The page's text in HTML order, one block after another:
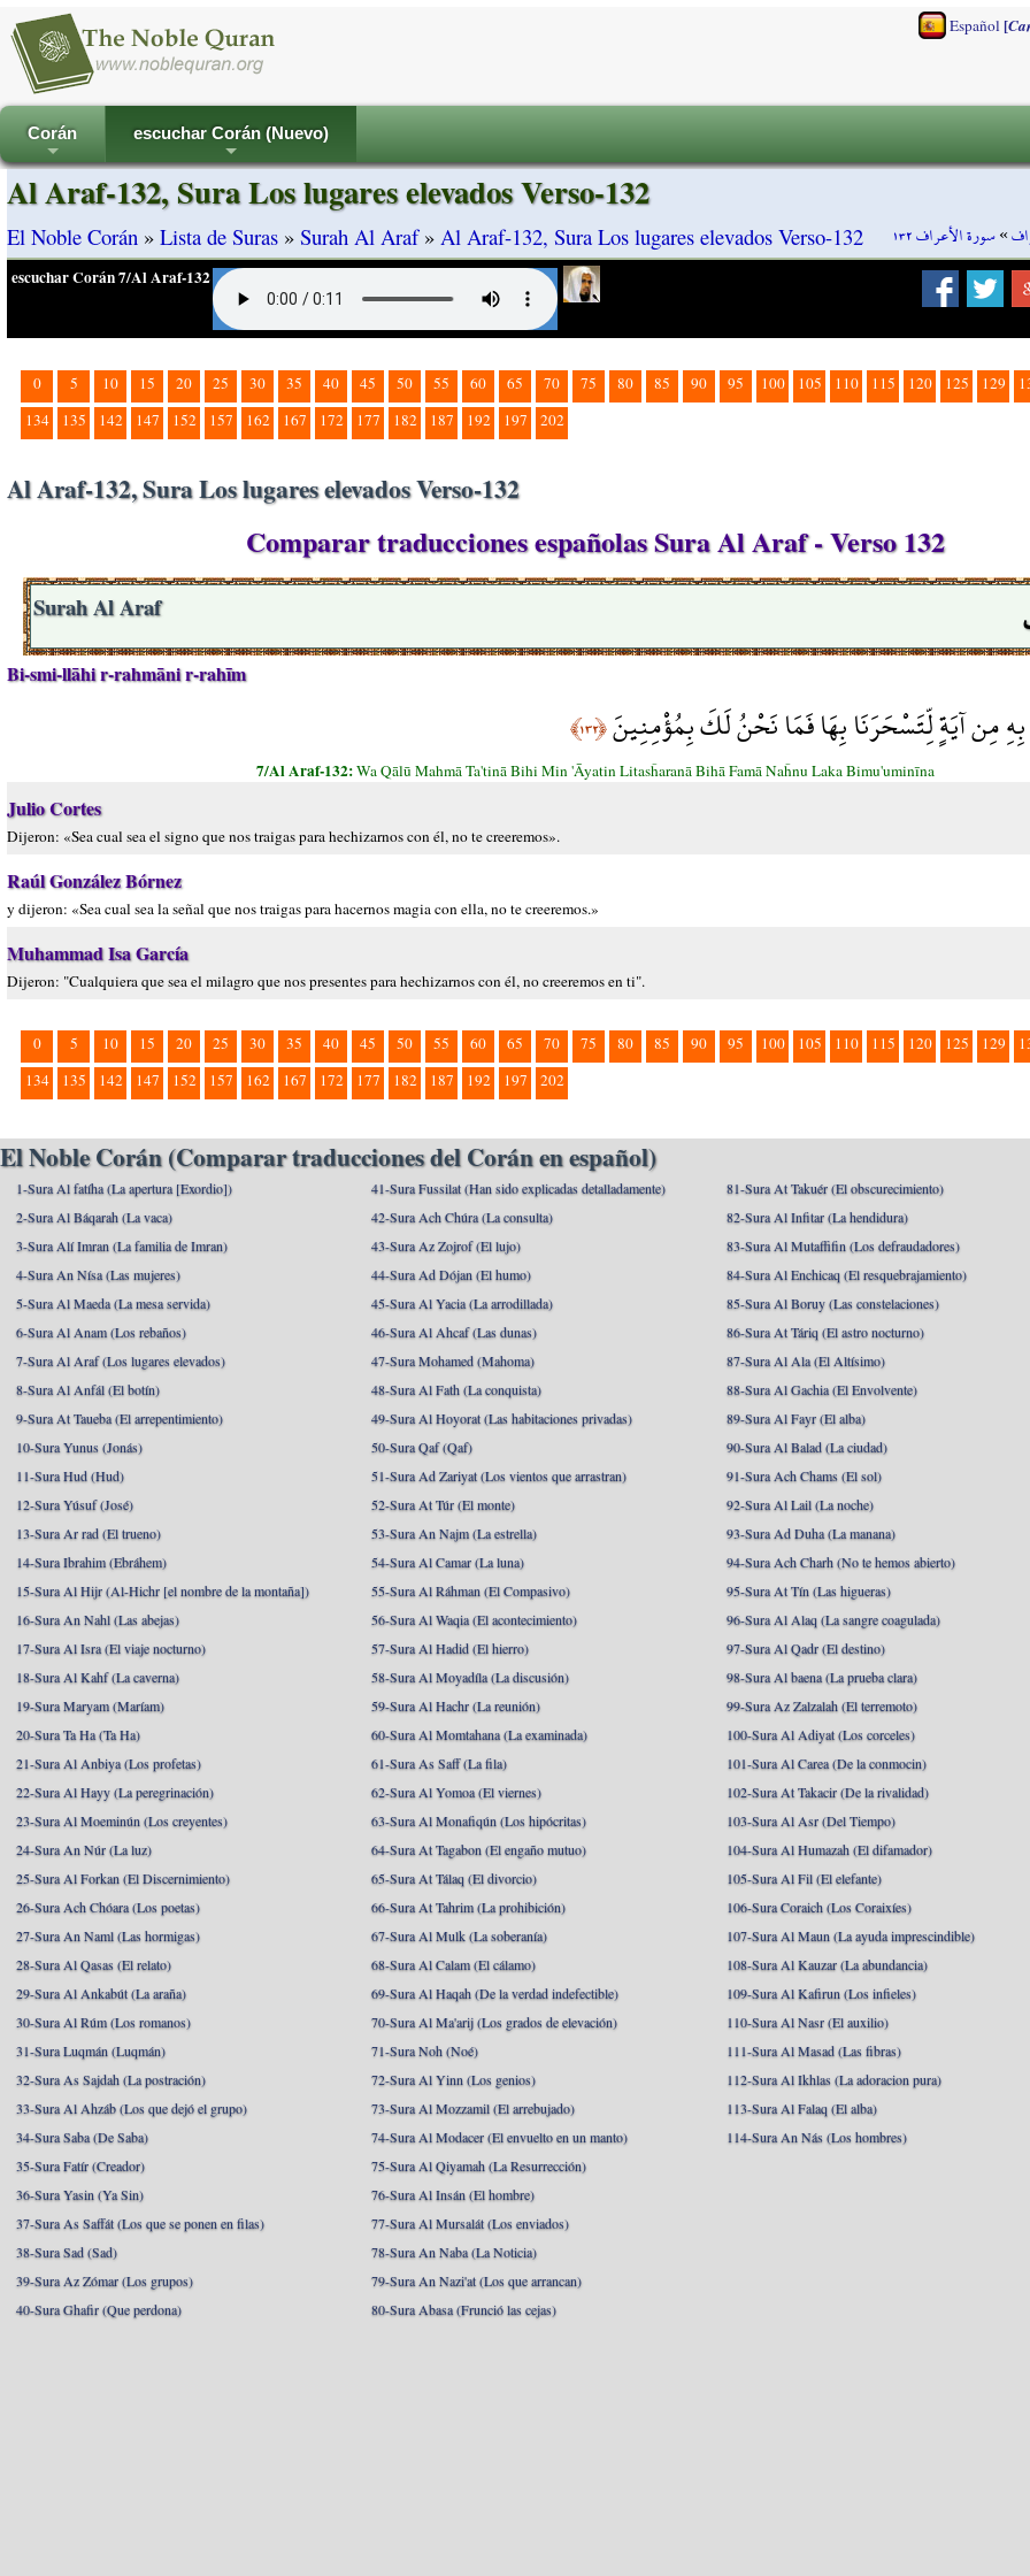
Español [
+
Corán
+
escuchar Corán (Nuevo)
»سورة الأعراف ١٣٢
Al Araf-132, Sura Los lugares elevados Verso-132
El Noble Corán » Lista de Suras » Surah Al Araf» Al Araf-132, Sura Los lugares elevados Verso-132
escuchar Corán 7/Al Araf-132
0 5 10 15 20 25 30 35 40 45 50 55 60 65 70 75 80 85 90 95 100 105 110 115 120 125 129
134
135 142 147 152 157 162 167 172 177 182 187 192 197 202
Al Araf-132, Sura Los lugares elevados Verso-132
Comparar traducciones españolas Sura Al Araf - Verso 132
Surah Al Araf
Bi-smi-llāhi r-rahmāni r-rahīm
بِهِ مِن آيَةٍ لِّتَسْحَرَنَا بِهَا فَمَا نَحْنُ لَكَ بِمُؤْمِنِينَ﴿١٣٢﴾
7/Al Araf-132:Wa Qālū Mahmā Ta'tinā Bihi Min 'Āyatin Litasĥaranā Bihā Famā Naĥnu Laka Bimu'uminīna
Julio Cortes
Dijeron: «Sea cual sea el signo que nos traigas para hechizarnos con él, no te creeremos».
Raúl González Bórnez
y dijeron: «Sea cual sea la señal que nos traigas para hacernos magia con ella, no te creeremos.»
Muhammad Isa García
Dijeron: "Cualquiera que sea el milagro que nos presentes para hechizarnos con él, no creeremos en ti".
0 5 10 15 20 25 30 35 40 45 50 55 60 65 70 75 80 85 90 95 100 105 110 115 120 125 129
134
135 142 147 152 157 162 167 172 177 182 187 192 197 202
El Noble Corán (Comparar traducciones del Corán en español)
1-Sura Al fatíha (La apertura [Exordio])
2-Sura Al Báqarah (La vaca)
3-Sura Alí Imran (La familia de Imran)
4-Sura An Nísa (Las mujeres)
5-Sura Al Maeda (La mesa servida)
6-Sura Al Anam (Los rebaños)
7-Sura Al Araf (Los lugares elevados)
8-Sura Al Anfál (El botín)
9-Sura At Taueba (El arrepentimiento)
10-Sura Yunus (Jonás)
11-Sura Hud (Hud)
12-Sura Yúsuf (José)
13-Sura Ar rad (El trueno)
14-Sura Ibrahim (Ebráhem)
15-Sura Al Hijr (Al-Hichr [el nombre de la montaña])
16-Sura An Nahl (Las abejas)
17-Sura Al Isra (El viaje nocturno)
18-Sura Al Kahf (La caverna)
19-Sura Maryam (Maríam)
20-Sura Ta Ha (Ta Ha)
21-Sura Al Anbiya (Los profetas)
22-Sura Al Hayy (La peregrinación)
23-Sura Al Moeminún (Los creyentes)
24-Sura An Núr (La luz)
25-Sura Al Forkan (El Discernimiento)
26-Sura Ach Chóara (Los poetas)
27-Sura An Naml (Las hormigas)
28-Sura Al Qasas (El relato)
29-Sura Al Ankabút (La araña)
30-Sura Al Rúm (Los romanos)
31-Sura Luqmán (Luqmán)
32-Sura As Sajdah (La postración)
33-Sura Al Ahzáb (Los que dejó el grupo)
34-Sura Saba (De Saba)
35-Sura Fatír (Creador)
36-Sura Yasin (Ya Sin)
37-Sura As Saffát (Los que se ponen en filas)
38-Sura Sad (Sad)
39-Sura Az Zómar (Los grupos)
40-Sura Ghafir (Que perdona)
41-Sura Fussilat (Han sido explicadas detalladamente)
42-Sura Ach Chúra (La consulta)
43-Sura Az Zojrof (El lujo)
44-Sura Ad Dójan (El humo)
45-Sura Al Yacia (La arrodillada)
46-Sura Al Ahcaf (Las dunas)
47-Sura Mohamed (Mahoma)
48-Sura Al Fath (La conquista)
49-Sura Al Hoyorat (Las habitaciones privadas)
50-Sura Qaf (Qaf)
51-Sura Ad Zariyat (Los vientos que arrastran)
52-Sura At Túr (El monte)
53-Sura An Najm (La estrella)
54-Sura Al Camar (La luna)
55-Sura Al Ráhman (El Compasivo)
56-Sura Al Waqia (El acontecimiento)
57-Sura Al Hadid (El hierro)
58-Sura Al Moyadíla (La discusión)
59-Sura Al Hachr (La reunión)
60-Sura Al Momtahana (La examinada)
61-Sura As Saff (La fila)
62-Sura Al Yomoa (El viernes)
63-Sura Al Monafiqún (Los hipócritas)
64-Sura At Tagabon (El engaño mutuo)
65-Sura At Tálaq (El divorcio)
66-Sura At Tahrim (La prohibición)
67-Sura Al Mulk (La soberanía)
68-Sura Al Calam (El cálamo)
69-Sura Al Haqah (De la verdad indefectible)
70-Sura Al Ma'arij (Los grados de elevación)
71-Sura Noh (Noé)
72-Sura Al Yinn (Los genios)
73-Sura Al Mozzamil (El arrebujado)
74-Sura Al Modacer (El envuelto en un manto)
75-Sura Al Qiyamah (La Resurrección)
76-Sura Al Insán (El hombre)
77-Sura Al Mursalát (Los enviados)
78-Sura An Naba (La Noticia)
79-Sura An Nazi'at (Los que arrancan)
80-Sura Abasa (Frunció las cejas)
81-Sura At Takuér (El obscurecimiento)
82-Sura Al Infitar (La hendidura)
83-Sura Al Mutaffifin (Los defraudadores)
84-Sura Al Enchicaq (El resquebrajamiento)
85-Sura Al Boruy (Las constelaciones)
86-Sura At Táriq (El astro nocturno)
87-Sura Al Ala (El Altísimo)
88-Sura Al Gachia (El Envolvente)
89-Sura Al Fayr (El alba)
90-Sura Al Balad (La ciudad)
91-Sura Ach Chams (El sol)
92-Sura Al Lail (La noche)
93-Sura Ad Duha (La manana)
94-Sura Ach Charh (No te hemos abierto)
95-Sura At Tín (Las higueras)
96-Sura Al Alaq (La sangre coagulada)
97-Sura Al Qadr (El destino)
98-Sura Al baena (La prueba clara)
99-Sura Az Zalzalah (El terremoto)
100-Sura Al Adiyat (Los corceles)
101-Sura Al Carea (De la conmocin)
102-Sura At Takacir (De la rivalidad)
103-Sura Al Asr (Del Tiempo)
104-Sura Al Humazah (El difamador)
105-Sura Al Fil (El elefante)
106-Sura Coraich (Los Coraixíes)
107-Sura Al Maun (La ayuda imprescindible)
108-Sura Al Kauzar (La abundancia)
109-Sura Al Kafirun (Los infieles)
110-Sura Al Nasr (El auxilio)
111-Sura Al Masad (Las fibras)
112-Sura Al Ikhlas (La adoracion pura)
113-Sura Al Falaq (El alba)
114-Sura An Nás (Los hombres)